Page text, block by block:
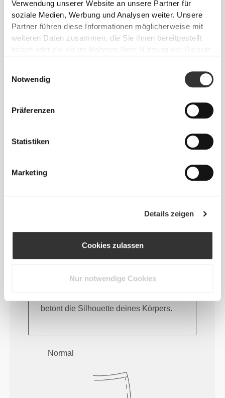
Verwendung unserer Website an unsere Partner für
soziale Medien, Werbung und Analysen weiter. Unsere
Partner führen diese Informationen möglicherweise mit
weiteren Daten zusammen, die Sie ihnen bereitgestellt
Notwendig
Präferenzen
Statistiken
Marketing
Details zeigen
Cookies zulassen
Nur notwendige Cookies
Herangehensweise hinterlässt einen wichtigen
Eindruck auf unsere Kleidung: auf die nahtlose
Freiheit! Ohne eingenähtes Etikett wird das Tragen
Hautreizungen kommt.
Fühle deinen Körper mit jeder
betont die Silhouette deines Körpers.
Normal